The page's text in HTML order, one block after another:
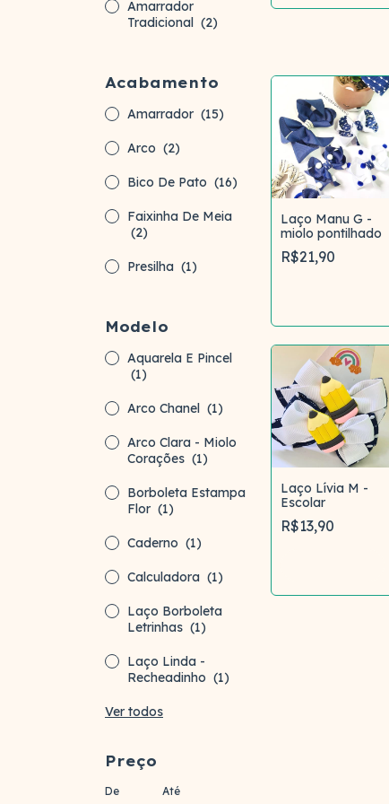
Amarrador
Tradicional (2)
Acabamento
Amarrador (15)
Arco (2)
Bico De Pato (16)
Faixinha De Meia
(2)
Presilha (1)
Modelo
Aquarela E Pincel
(1)
Arco Chanel (1)
Arco Clara - Miolo
Corações (1)
Borboleta Estampa
Flor (1)
Caderno (1)
Calculadora (1)
Laço Borboleta
Letrinhas (1)
Laço Linda -
Recheadinho (1)
Ver todos
Preço
De Até
Laço Manu G -
miolo pontilhado
R$21,90
Laço Lívia M -
Escolar
R$13,90